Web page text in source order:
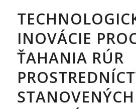
INOVÁCIE
ŤAHANIA RÚR
STANOVENÝCH